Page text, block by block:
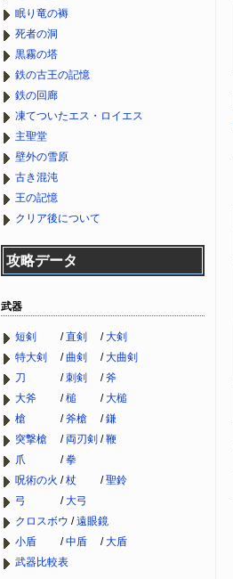
眠り竜の褥
死者の洞
黒霧の塔
鉄の古王の記憶
鉄の回廊
凍てついたエス・ロイエス
主聖堂
壁外の雪原
古き混沌
王の記憶
クリア後について
攻略データ
武器
短剣 /直剣 /大剣
特大剣
/曲剣 /大曲剣
刀 /刺剣 /斧
大斧 /槌 /大槌
槍 /斧槍 /鎌
突撃槍 /両刃剣 /鞭
爪 /拳
呪術の火 /杖 /聖鈴
弓
/大弓
クロスボウ /遠眼鏡
小盾 /中盾 /大盾
武器比較表